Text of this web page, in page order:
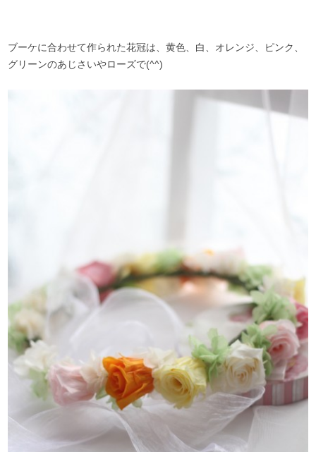
ブーケに合わせて作られた花冠は、黄色、白、オレンジ、ピンク、
グリーンのあじさいやローズで(^^)